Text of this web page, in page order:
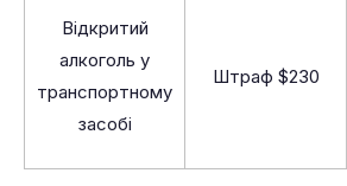
Відкритий
алкоголь у
транспортному
засобі
Штраф $230